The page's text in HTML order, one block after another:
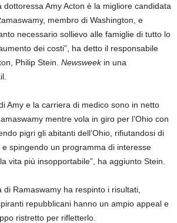
dottoressa Amy Acton è la migliore candidata
membro di Washington, e
necessario sollievo alle famiglie di tutto lo
dei costi”, ha detto il responsabile
Philip Stein. Newsweekin una
Amy e la carriera di medico sono in netto
mentre vola in giro per l’Ohio con
pigri gli abitanti dell’Ohio, rifiutandosi di
e spingendo un programma di interesse
vita più insopportabile”, ha aggiunto Stein.
Ramaswamy ha respinto i risultati,
repubblicani hanno un ampio appeal e
ristretto per rifletterlo.